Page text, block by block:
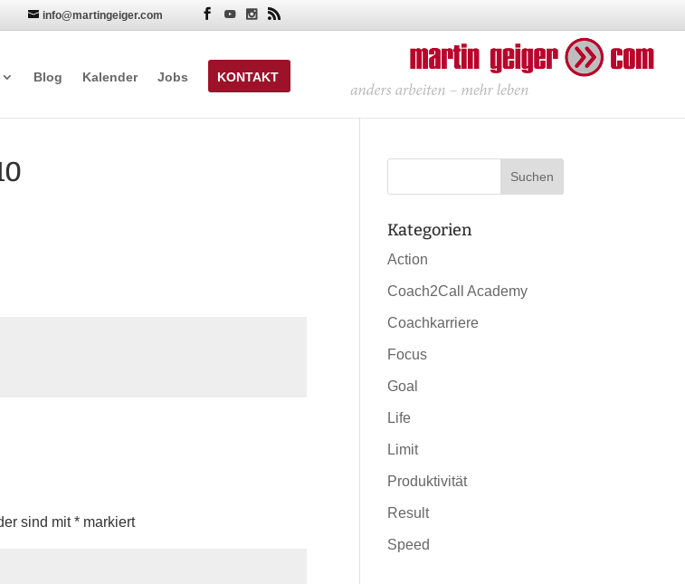
info@martingeiger.com  
Blog Kalender Jobs KONTAKT
sind mit* markiert
Kategorien
Action
Coach2Call Academy
Coachkarriere
Focus
Goal
Life
Limit
Produktivität
Result
Speed